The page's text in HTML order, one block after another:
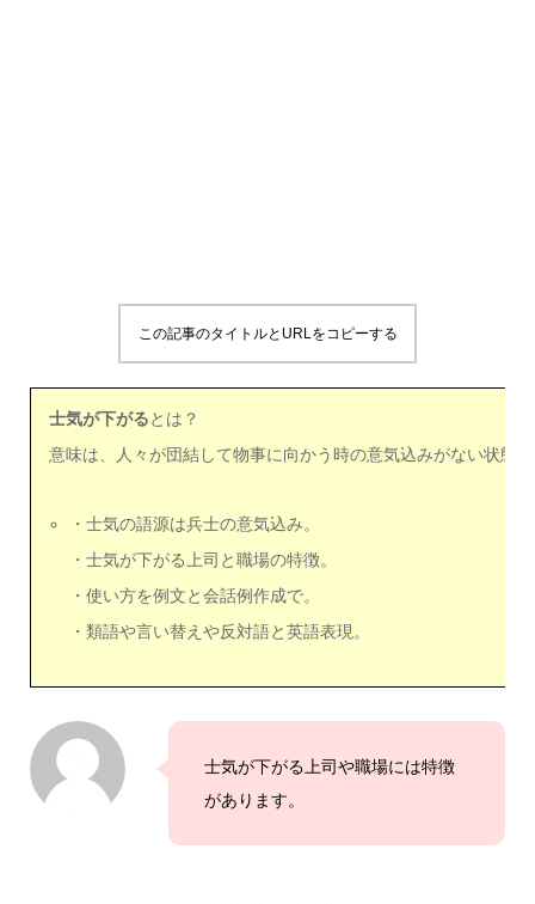
この記事のタイトルとURLをコピーする
士気が下がるとは？
意味は、人々が団結して物事に向かう時の意気込みがない状態
・士気の語源は兵士の意気込み。
・士気が下がる上司と職場の特徴。
・使い方を例文と会話例作成で。
・類語や言い替えや反対語と英語表現。
士気が下がる上司や職場には特徴
があります。